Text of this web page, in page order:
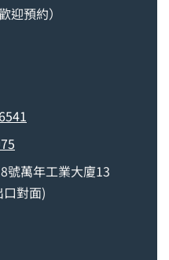
迎預約）
號萬年工業大廈13
對面)